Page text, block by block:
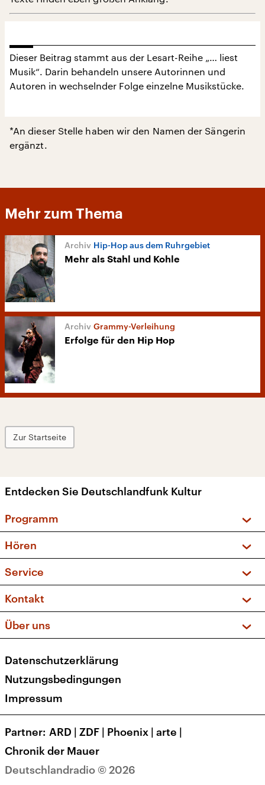
Dieser Beitrag stammt aus der Lesart-Reihe „… liest
Musik“. Darin behandeln unsere Autorinnen und
Autoren in wechselnder Folge einzelne Musikstücke.
*An dieser Stelle haben wir den Namen der Sängerin
ergänzt.
Mehr zum Thema
Hip-Hop aus dem Ruhrgebiet
Mehr als Stahl und Kohle
Grammy-Verleihung
Erfolge für den Hip Hop
Zur Startseite
Entdecken Sie Deutschlandfunk Kultur
Programm
Sendungen und Podcasts
Musikliste
Kakadu – Das Kinderprogramm
Hören
Frequenzen (UKW + DAB+)
Service
FAQ
Apps
Newsletter
Veranstaltungen
Kontakt
Social Media
Über uns
Presse
Karriere
Transparenz
Deutschlandradio © 2026
Datenschutzerklärung
Nutzungsbedingungen
Impressum
Partner ARD | ZDF | Phoenix | arte |
Chronik der Mauer